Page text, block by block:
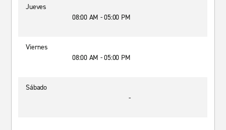
Jueves
08:00 AM - 05:00 PM
Viernes
08:00 AM - 05:00 PM
Sábado
-